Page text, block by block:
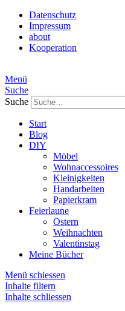
Datenschutz
Impressum
about
Kooperation
Menü
Suche
Suche
Start
Blog
DIY
Möbel
Wohnaccessoires
Kleinigkeiten
Handarbeiten
Papierkram
Feierlaune
Ostern
Weihnachten
Valentinstag
Meine Bücher
Menü schiessen
Inhalte filtern
Inhalte schliessen